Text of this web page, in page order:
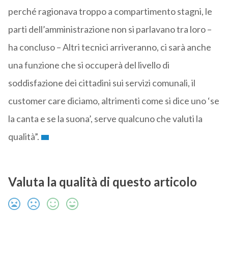
perché ragionava troppo a compartimento stagni, le
parti dell’amministrazione non si parlavano tra loro –
ha concluso – Altri tecnici arriveranno, ci sarà anche
una funzione che si occuperà del livello di
soddisfazione dei cittadini sui servizi comunali, il
customer care diciamo, altrimenti come si dice uno ‘se
la canta e se la suona’, serve qualcuno che valuti la
qualità”.
Valuta la qualità di questo articolo